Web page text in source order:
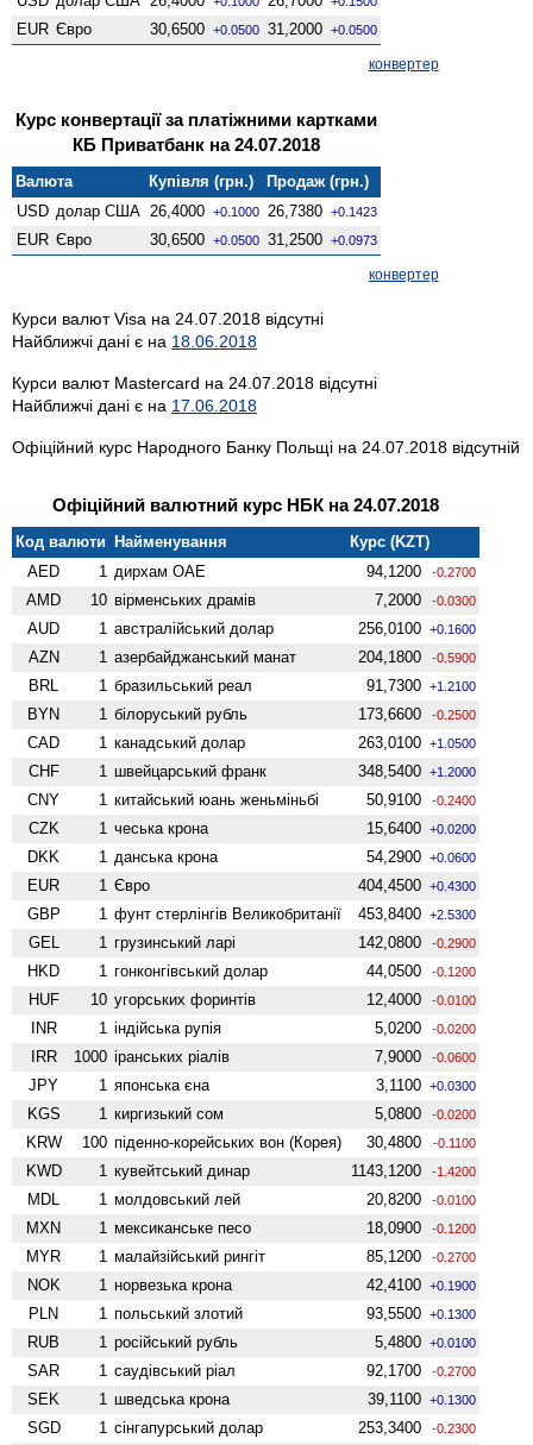
EUR Євро 30,6500 +0.0500 31,2000 +0.0500
конвертер
Курс конвертації за платіжними картками
КБ Приватбанк на 24.07.2018
Валюта Купівля (грн.)
Продаж (грн.)
USD долар США 26,4000 +0.1000 26,7380 +0.1423
EUR Євро 30,6500 +0.0500 31,2500 +0.0973
конвертер
Курси валют Visa на 24.07.2018 відсутні
Найближчі дані є на 18.06.2018
Курси валют Mastercard на 24.07.2018 відсутні
Найближчі дані є на 17.06.2018
Офіційний курс Народного Банку Польщі на 24.07.2018 відсутній
Офіційний валютний курс НБК на 24.07.2018
Код валюти Найменування
Курс (KZT)
AED
1 дирхам ОАЕ 94,1200 -0.2700
AMD 10 вiрменських драмів 7,2000 -0.0300
AUD 1 австралійський долар 256,0100 +0.1600
AZN 1 азербайджанський манат 204,1800 -0.5900
BRL 1 бразильський реал 91,7300 +1.2100
BYN 1 білоруський рубль 173,6600 -0.2500
CAD 1 канадський долар 263,0100 +1.0500
CHF 1 швейцарський франк 348,5400 +1.2000
CNY 1 китайський юань женьмiньбi 50,9100 -0.2400
CZK 1 чеська крона 15,6400 +0.0200
DKK 1 данська крона 54,2900 +0.0600
EUR 1 Євро 404,4500 +0.4300
GBP 1 фунт стерлінгів Велико­британії 453,8400 +2.5300
GEL 1 грузинський ларі 142,0800 -0.2900
HKD 1 гонконгівський долар 44,0500 -0.1200
HUF 10 угорських форинтів 12,4000 -0.0100
INR 1 індійська рупія 5,0200 -0.0200
IRR 1000 іранських ріалів 7,9000 -0.0600
JPY 1 японська єна 3,1100 +0.0300
KGS 1 киргизький сом 5,0800 -0.0200
KRW 100 піденно-корейських вон (Корея) 30,4800 -0.1100
KWD 1 кувейтський динар 1143,1200 -1.4200
MDL 1 молдовський лей 20,8200 -0.0100
MXN 1 мексиканське песо 18,0900 -0.1200
MYR 1 малайзійський рингіт 85,1200 -0.2700
NOK 1 норвезька крона 42,4100 +0.1900
PLN 1 польський злотий 93,5500 +0.1300
RUB 1 російський рубль 5,4800 +0.0100
SAR 1 саудівський ріал 92,1700 -0.2700
SEK 1 шведська крона 39,1100 +0.1300
SGD 1 сінгапурський долар 253,3400 -0.2300